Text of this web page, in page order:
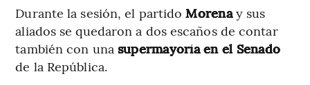
Durante la sesión, el partidoMorenay sus
aliados se quedaron a dos escaños de contar
también con una supermayoría en el Senado
de la República.